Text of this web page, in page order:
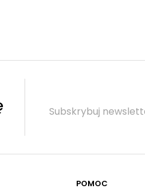
Subskrybuj
POMOC